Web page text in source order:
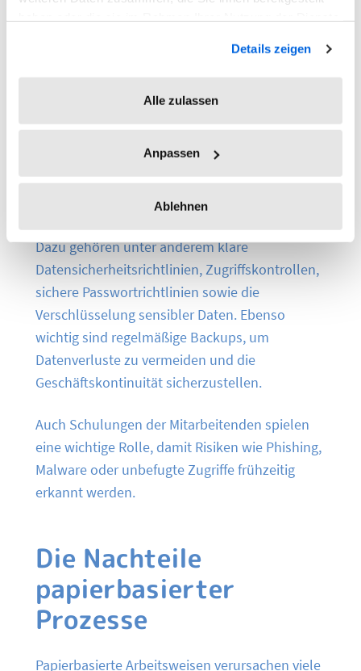
Details zeigen
Alle zulassen
Anpassen
Ablehnen
Bei der Digitalisierung von Dokumenten
insbesondere die Anforderungen der
personenbezogene oder geschäftskritische
Informationen und müssen daher
entsprechend geschützt werden.
Dazu gehören unter anderem klare
Datensicherheitsrichtlinien, Zugriffskontrollen,
sichere Passwortrichtlinien sowie die
Verschlüsselung sensibler Daten. Ebenso
wichtig sind regelmäßige Backups, um
Datenverluste zu vermeiden und die
Geschäftskontinuität sicherzustellen.
Auch Schulungen der Mitarbeitenden spielen
eine wichtige Rolle, damit Risiken wie Phishing,
Malware oder unbefugte Zugriffe frühzeitig
erkannt werden.
Die Nachteile
papierbasierter
Prozesse
Papierbasierte Arbeitsweisen verursachen viele